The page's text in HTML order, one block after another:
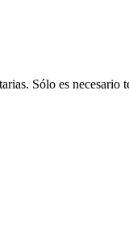
Sólo es